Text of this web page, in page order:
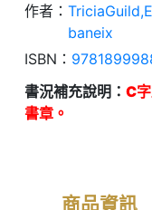
作者：
baneix
ISBN：
書況補充說明： C
書章。
商品資訊